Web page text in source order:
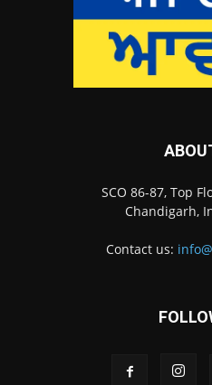
SCO 86-87, Top
Chandigarh,
Contact us: